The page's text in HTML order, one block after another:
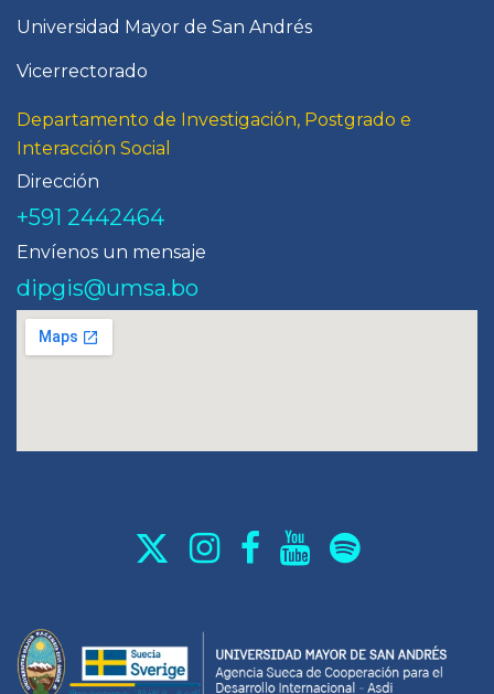
Universidad Mayor de San Andrés
Vicerrectorado
Departamento de Investigación, Postgrado e
Interacción Social
Dirección
+591 2442464
Envíenos un mensaje
dipgis@umsa.bo